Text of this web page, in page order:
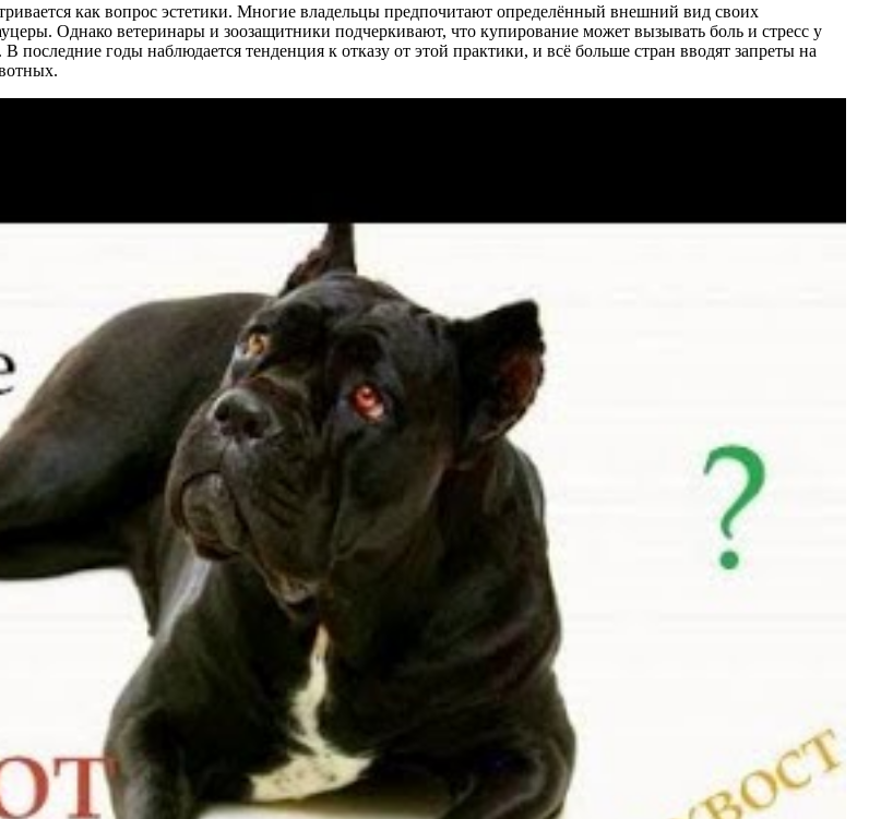
как вопрос эстетики. Многие владельцы предпочитают определённый внешний вид своих
Однако ветеринары и зоозащитники подчеркивают, что купирование может вызывать боль и стресс у
последние годы наблюдается тенденция к отказу от этой практики, и всё больше стран вводят запреты на